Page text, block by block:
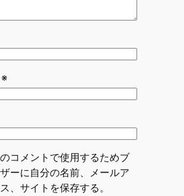
※
コメントで使用するためブ
ーに自分の名前、メールア
、サイトを保存する。